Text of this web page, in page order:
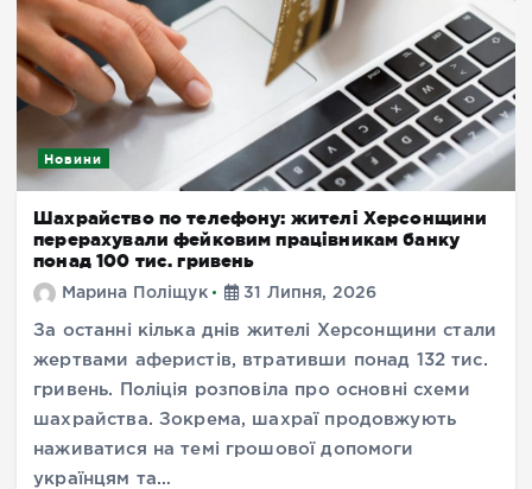
Новини
Шахрайство по телефону: жителі Херсонщини
перерахували фейковим працівникам банку
понад 100 тис. гривень
Марина Поліщук 31 Липня, 2026
За останні кілька днів жителі Херсонщини стали
жертвами аферистів, втративши понад 132 тис.
гривень. Поліція розповіла про основні схеми
шахрайства. Зокрема, шахраї продовжують
наживатися на темі грошової допомоги
українцям та…